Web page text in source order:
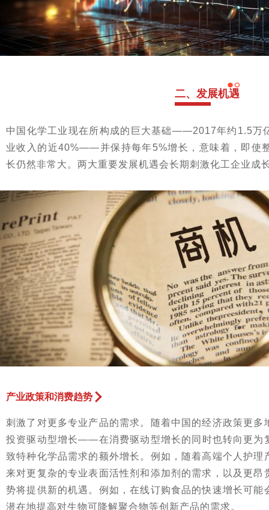
二、 发展机遇
中国化学工业现在所构成的巨大基础——2017年约1.5万
业收入的近40%——并保持每年5%增长，意味着，即使
长仍然非常大。两大重要发展机遇会长期刺激化工企业成
产业政策和消费趋势
刺激了对更多专业产品的需求。随着中国的经济政策更多
投资驱动型增长——在消费驱动型增长的同时也转向更
致特种化学品需求的额外增长。例如，随着高端个人护理
来对更复杂的专业表面活性剂和添加剂的需求，以及更昂
势将提供新的机遇。例如，在线订购食品的快速增长可能
潜在地提高对生物可降解聚合物等创新产品的需求。